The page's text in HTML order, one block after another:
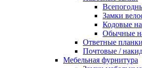
Замки
Кодовые
Обычные
Ответные
Почтовые /
Мебельная фурнитура